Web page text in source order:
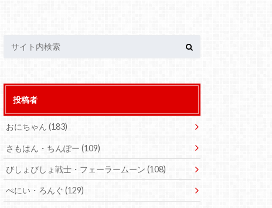
投稿者
おにちゃん(183)
さもはん・ちんぽー(109)
びしょびしょ戦士・フェーラームーン(108)
ぺにい・ろんぐ(129)